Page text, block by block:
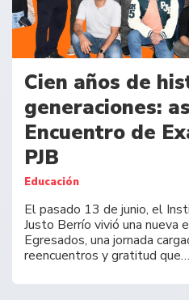
Cien años de
generaciones:
Encuentro de
PJB
Educación
El pasado 13 de junio, el
Justo Berrío vivió una nueva
Egresados, una jornada
reencuentros y gratitud que…